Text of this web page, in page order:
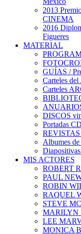
2013
CINEMA
2016
Figueres
MATERIAL
GUÍAS /
Carteles
Carteles
DISCOS
Portadas
REVISTAS
Albumes
MIS ACTORES
ROBERT
PAUL
ROBIN
RAQUEL
STEVE
MARILYN
LEE
MONICA